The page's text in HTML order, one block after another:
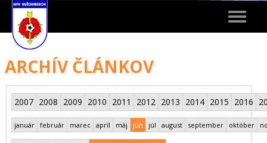
Toggle
ARCHÍV ČLÁNKOV
2007 2008 2009 2010 2011 2012 2013 2014 2015 2016
január február marec apríl máj jún júl august september október